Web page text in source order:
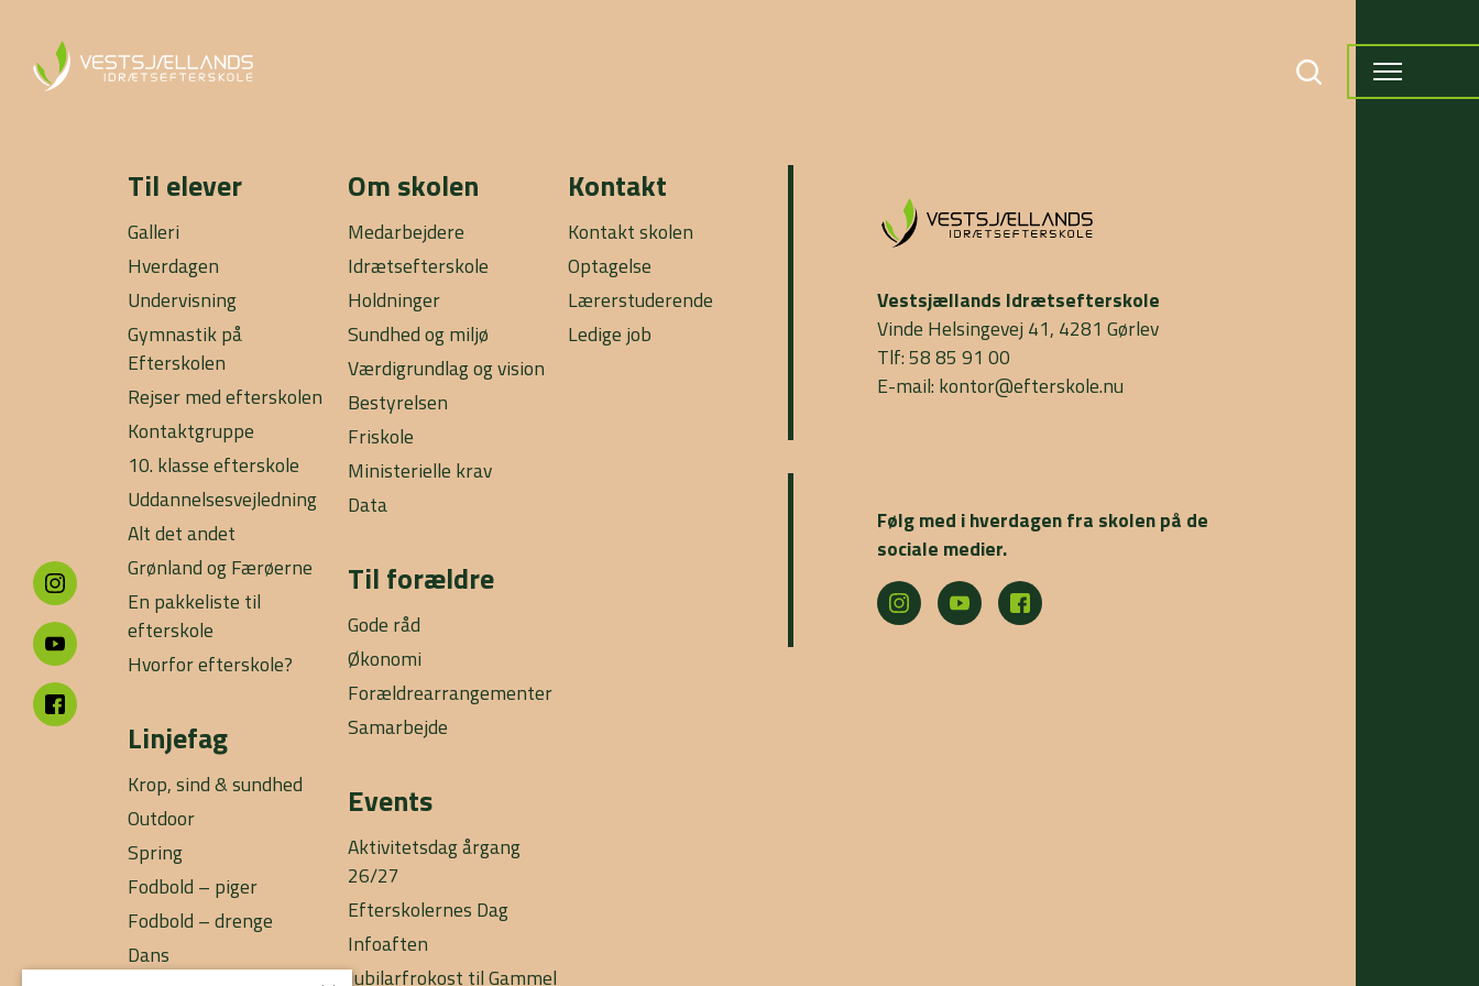
Til elever
Galleri
Hverdagen
Undervisning
Gymnastik på
Efterskolen
Rejser med efterskolen
Kontaktgruppe
10. klasse efterskole
Uddannelsesvejledning
Alt det andet
Grønland og Færøerne
En pakkeliste til
efterskole
Hvorfor efterskole?
Linjefag
Krop, sind & sundhed
Outdoor
Spring
Fodbold – piger
Fodbold – drenge
Dans
Om skolen
Medarbejdere
Idrætsefterskole
Holdninger
Sundhed og miljø
Værdigrundlag og vision
Bestyrelsen
Friskole
Ministerielle krav
Data
Til forældre
Gode råd
Økonomi
Forældrearrangementer
Samarbejde
Events
Aktivitetsdag årgang
26/27
Efterskolernes Dag
Infoaften
Jubilarfrokost til Gammel
Kontakt
Kontakt skolen
Optagelse
Lærerstuderende
Ledige job
Vestsjællands Idrætsefterskole
Vinde Helsingevej 41, 4281 Gørlev
Tlf: 58 85 91 00
E-mail: kontor@efterskole.nu
Følg med i hverdagen fra skolen på de
sociale medier.